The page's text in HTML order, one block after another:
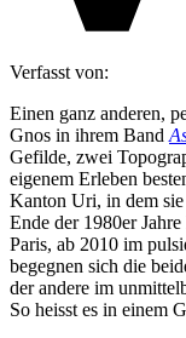
Verfasst von:
Einen ganz anderen,
Gnos in ihrem Band
Gefilde, zwei
eigenem Erleben
Kanton Uri, in dem
Ende der 1980er
Paris, ab 2010 im
begegnen sich die
der andere im
So heisst es in einem